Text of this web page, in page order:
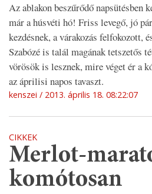
Az ablakon beszűrődő napsütésben
már a húsvéti hó! Friss levegő, jó
kezdésnek, a várakozás felfokozott,
Szabózé is talál magának tetszetős
vörösök is lesznek, mire véget ér a
az áprilisi napos tavaszt.
kenszei 2013. április 18. 08:22:07
CIKKEK
Merlot-
komótosan